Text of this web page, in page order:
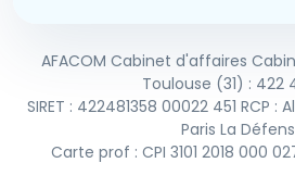
AFACOM Cabinet d'affaires
Toulouse (31) : 422
SIRET : 422481358 00022 451 RCP :
Paris La
Carte prof : CPI 3101 2018 000